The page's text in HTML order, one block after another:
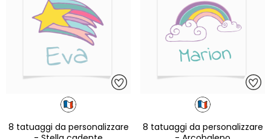
8 tatuaggi da personalizzare
8 tatuaggi da personalizzare